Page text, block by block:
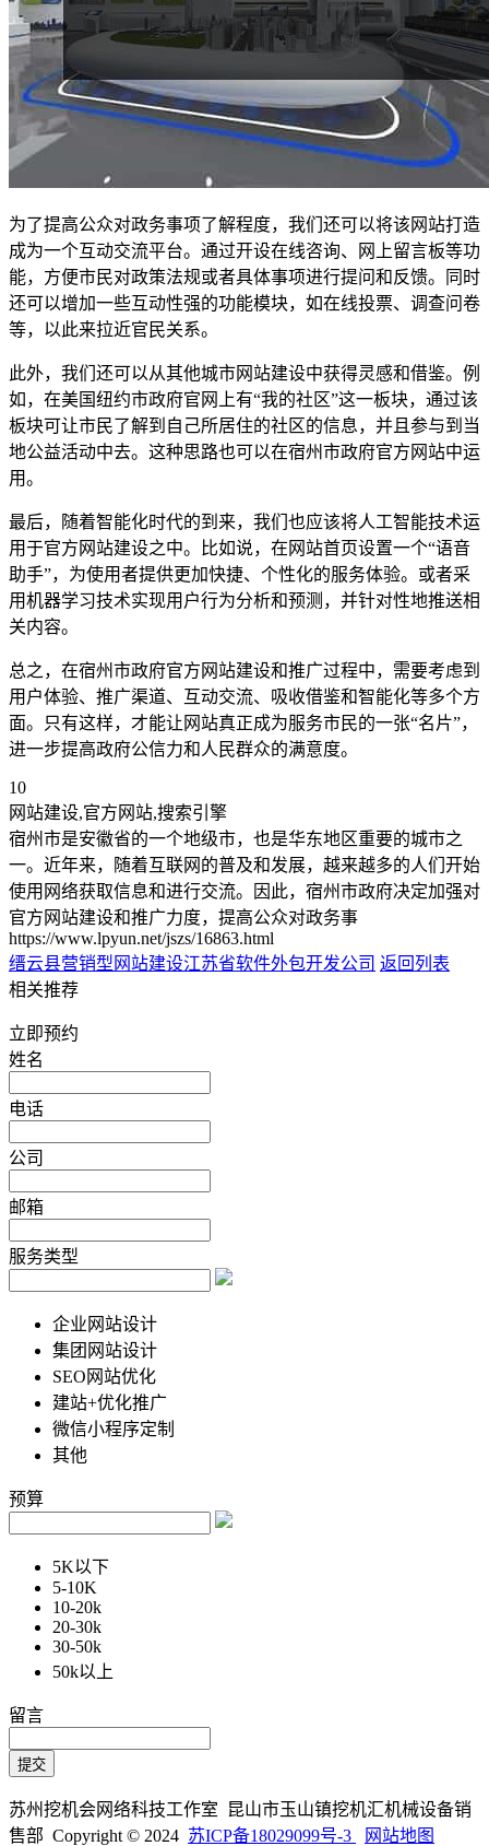
为了提高公众对政务事项了解程度，我们还可以将该网站打造
成为一个互动交流平台。通过开设在线咨询、网上留言板等功
能，方便市民对政策法规或者具体事项进行提问和反馈。同时
还可以增加一些互动性强的功能模块，如在线投票、调查问卷
等，以此来拉近官民关系。
此外，我们还可以从其他城市网站建设中获得灵感和借鉴。例
如，在美国纽约市政府官网上有“我的社区”这一板块，通过该
板块可让市民了解到自己所居住的社区的信息，并且参与到当
地公益活动中去。这种思路也可以在宿州市政府官方网站中运
用。
最后，随着智能化时代的到来，我们也应该将人工智能技术运
用于官方网站建设之中。比如说，在网站首页设置一个“语音
助手”，为使用者提供更加快捷、个性化的服务体验。或者采
用机器学习技术实现用户行为分析和预测，并针对性地推送相
关内容。
总之，在宿州市政府官方网站建设和推广过程中，需要考虑到
用户体验、推广渠道、互动交流、吸收借鉴和智能化等多个方
面。只有这样，才能让网站真正成为服务市民的一张“名片”，
进一步提高政府公信力和人民群众的满意度。
10
网站建设,官方网站,搜索引擎
宿州市是安徽省的一个地级市，也是华东地区重要的城市之
一。近年来，随着互联网的普及和发展，越来越多的人们开始
使用网络获取信息和进行交流。因此，宿州市政府决定加强对
官方网站建设和推广力度，提高公众对政务事
https://www.lpyun.net/jszs/16863.html
缙云县营销型网站建设江苏省软件外包开发公司 返回列表
相关推荐
立即预约
姓名
电话
公司
邮箱
服务类型
企业网站设计
集团网站设计
SEO网站优化
建站+优化推广
微信小程序定制
其他
预算
5K以下
5-10K
10-20k
20-30k
30-50k
50k以上
留言
苏州挖机会网络科技工作室 昆山市玉山镇挖机汇机械设备销
售部 Copyright © 2024 苏ICP备18029099号-3 网站地图